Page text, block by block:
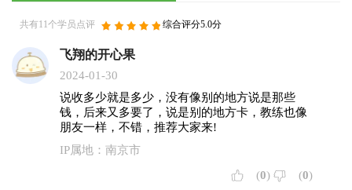
共有11个学员点评 综合评分5.0分
飞翔的开心果
2024-01-30
说收多少就是多少，没有像别的地方说是那些
钱，后来又多要了，说是别的地方卡，教练也像
朋友一样，不错，推荐大家来!
IP属地：南京市
(0) (0)